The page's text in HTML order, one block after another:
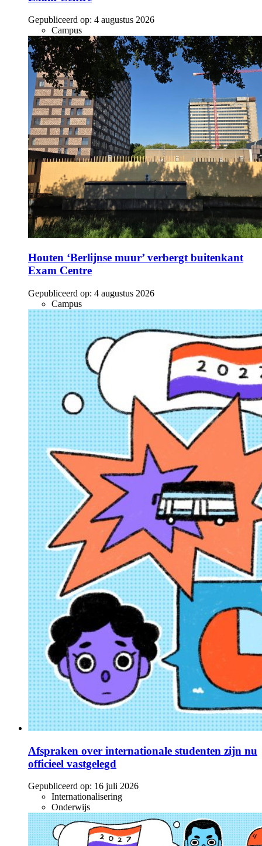
Gepubliceerd op: 4 augustus 2026
Campus
Houten ‘Berlijnse muur’ verbergt buitenkant
Exam Centre
Gepubliceerd op: 4 augustus 2026
Campus
Afspraken over internationale studenten zijn nu
officieel vastgelegd
Gepubliceerd op: 16 juli 2026
Internationalisering
Onderwijs